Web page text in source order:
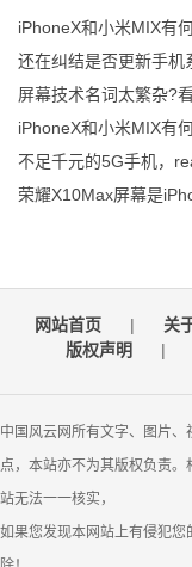
iPhoneX和小米MIX有
还在纠结是否更新手机
屏幕技术名词太繁杂?
iPhoneX和小米MIX有
不足千元的5G手机，
荣耀X10Max屏幕是
网站首页 | 关
版权声明
|
中国风云网所有文字、图片
点，本站亦不为其版权负责
站无法一一核实，
如果您发现本网站上有侵犯您